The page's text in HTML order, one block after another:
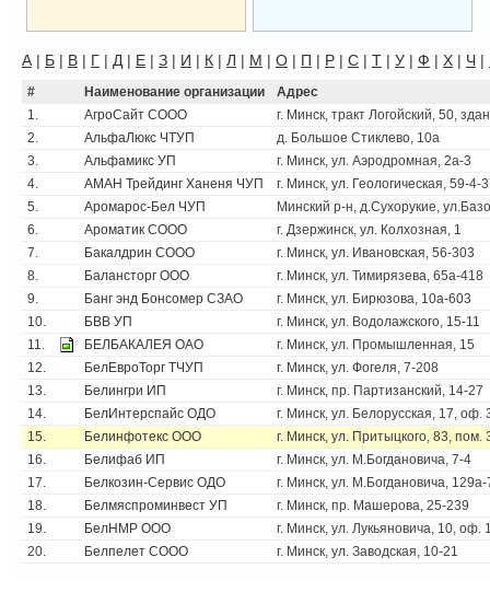
А | Б | В | Г | Д | Е | З | И | К | Л | М | О | П | Р | С | Т | У | Ф | Х | Ч |
# Наименование организации
Адрес
1.
АгроСайт СООО
г. Минск, тракт Логойский, 50,
2.
АльфаЛюкс ЧТУП
д. Большое Стиклево, 10а
3.
Альфамикс УП
г. Минск, ул. Аэродромная, 2а-3
4.
АМАН Трейдинг Ханеня ЧУП
г. Минск, ул. Геологическая, 59-4-
5.
Аромарос-Бел ЧУП
Минский р-н, д.Сухорукие,
6.
Ароматик СООО
г. Дзержинск, ул. Колхозная, 1
7.
Бакалдрин СООО
г. Минск, ул. Ивановская, 56-303
8.
Балансторг ООО
г. Минск, ул. Тимирязева, 65а-418
9.
Банг энд Бонсомер СЗАО
г. Минск, ул. Бирюзова, 10а-603
10.
БВВ УП
г. Минск, ул. Водолажского, 15-11
11.
БЕЛБАКАЛЕЯ ОАО
г. Минск, ул. Промышленная, 15
12.
БелЕвроТорг ТЧУП
г. Минск, ул. Фогеля, 7-208
13.
Белингри ИП
г. Минск, пр. Партизанский, 14-27
14.
БелИнтерспайс ОДО
г. Минск, ул. Белорусская, 17, оф.
15.
Белинфотекс ООО
г. Минск, ул. Притыцкого, 83, пом.
16.
Белифаб ИП
г. Минск, ул. М.Богдановича, 7-4
17.
Белкозин-Сервис ОДО
г. Минск, ул. М.Богдановича, 129а-
18.
Белмяспроминвест УП
г. Минск, пр. Машерова, 25-239
19.
БелНМР ООО
г. Минск, ул. Лукьяновича, 10, оф.
20.
Белпелет СООО г. Минск, ул. Заводская, 10-21